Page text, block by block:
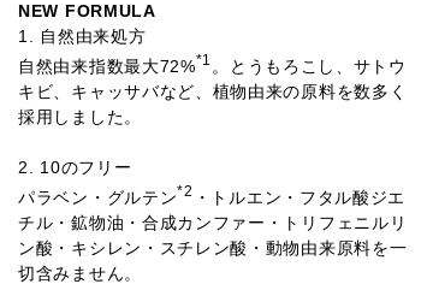
NEW FORMULA
1. 自然由来処方
自然由来指数最大72%*1 。とうもろこし、サトウ
キビ、キャッサバなど、植物由来の原料を数多く
採用しました。
2. 10のフリー
パラベン・グルテン*2
・トルエン・フタル酸ジエ
チル・鉱物油・合成カンファー・トリフェニルリ
ン酸・キシレン・スチレン酸・動物由来原料を一
切含みません。